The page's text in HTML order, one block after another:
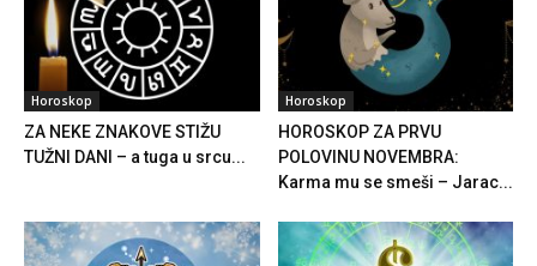
Horoskop
ZA NEKE ZNAKOVE STIŽU
TUŽNI DANI – a tuga u srcu...
Horoskop
HOROSKOP ZA PRVU
POLOVINU NOVEMBRA:
Karma mu se smeši – Jarac...